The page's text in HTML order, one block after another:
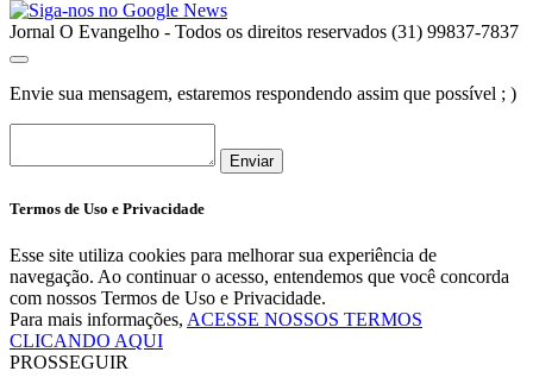
Jornal O Evangelho - Todos os direitos reservados (31) 99837-7837
Envie sua mensagem, estaremos respondendo assim que possível ; )
Enviar
Termos de Uso e Privacidade
Esse site utiliza cookies para melhorar sua experiência de
navegação. Ao continuar o acesso, entendemos que você concorda
com nossos Termos de Uso e Privacidade.
Para mais informações, ACESSE NOSSOS TERMOS
CLICANDO AQUI
PROSSEGUIR